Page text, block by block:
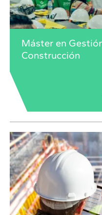
Máster en
Construcción